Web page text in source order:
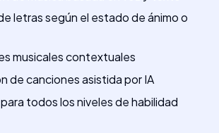
letras según el estado de ánimo o
musicales contextuales
de canciones asistida por IA
todos los niveles de habilidad